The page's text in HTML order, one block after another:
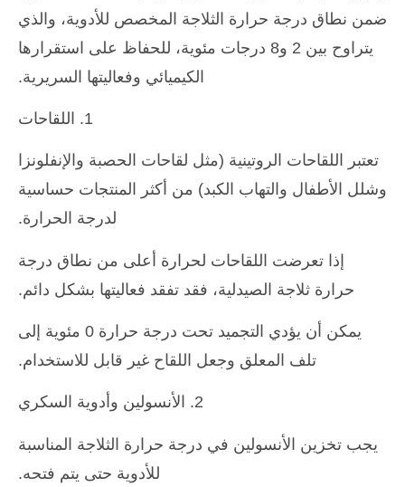
ضمن نطاق درجة حرارة الثلاجة المخصص للأدوية، والذي
يتراوح بين 2 و8 درجات مئوية، للحفاظ على استقرارها
الكيميائي وفعاليتها السريرية.
1. اللقاحات
تعتبر اللقاحات الروتينية (مثل لقاحات الحصبة والإنفلونزا
وشلل الأطفال والتهاب الكبد) من أكثر المنتجات حساسية
لدرجة الحرارة.
إذا تعرضت اللقاحات لحرارة أعلى من نطاق درجة
حرارة ثلاجة الصيدلية، فقد تفقد فعاليتها بشكل دائم.
يمكن أن يؤدي التجميد تحت درجة حرارة 0 مئوية إلى
تلف المعلق وجعل اللقاح غير قابل للاستخدام.
2. الأنسولين وأدوية السكري
يجب تخزين الأنسولين في درجة حرارة الثلاجة المناسبة
للأدوية حتى يتم فتحه.